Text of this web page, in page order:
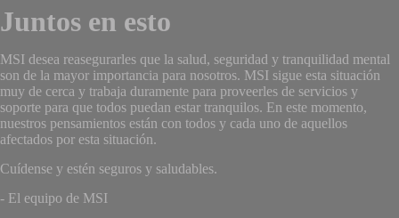
Juntos en esto
MSI desea reasegurarles que la salud, seguridad y tranquilidad mental
son de la mayor importancia para nosotros. MSI sigue esta situación
muy de cerca y trabaja duramente para proveerles de servicios y
soporte para que todos puedan estar tranquilos. En este momento,
nuestros pensamientos están con todos y cada uno de aquellos
afectados por esta situación.
Cuídense y estén seguros y saludables.
- El equipo de MSI